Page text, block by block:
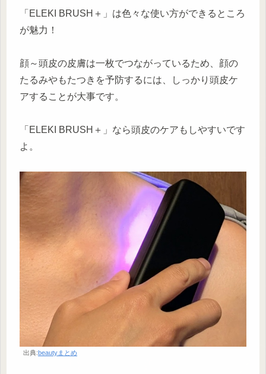
「ELEKI BRUSH＋」は色々な使い方ができるところ
が魅力！
顔～頭皮の皮膚は一枚でつながっているため、顔の
たるみやもたつきを予防するには、しっかり頭皮ケ
アすることが大事です。
「ELEKI BRUSH＋」なら頭皮のケアもしやすいです
よ。
出典:beautyまとめ